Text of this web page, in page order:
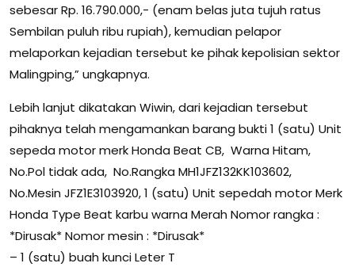
sebesar Rp. 16.790.000,- (enam belas juta tujuh ratus
Sembilan puluh ribu rupiah), kemudian pelapor
melaporkan kejadian tersebut ke pihak kepolisian sektor
Malingping,” ungkapnya.
Lebih lanjut dikatakan Wiwin, dari kejadian tersebut
pihaknya telah mengamankan barang bukti 1 (satu) Unit
sepeda motor merk Honda Beat CB, Warna Hitam,
No.Pol tidak ada, No.Rangka MH1JFZ132KK103602,
No.Mesin JFZ1E3103920, 1 (satu) Unit sepedah motor Merk
Honda Type Beat karbu warna Merah Nomor rangka :
*Dirusak* Nomor mesin : *Dirusak*
– 1 (satu) buah kunci Leter T